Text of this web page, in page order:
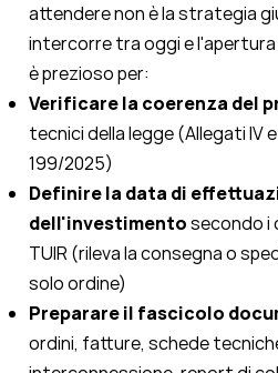
attendere non è la strategia
intercorre tra oggi e l'apertura
è prezioso per:
Verificare la coerenza del
tecnici della legge (Allegati IV
199/2025)
Definire la data di
dell'investimentosecondo i
TUIR (rileva la consegna o
solo ordine)
Preparare il fascicolo
ordini, fatture, schede